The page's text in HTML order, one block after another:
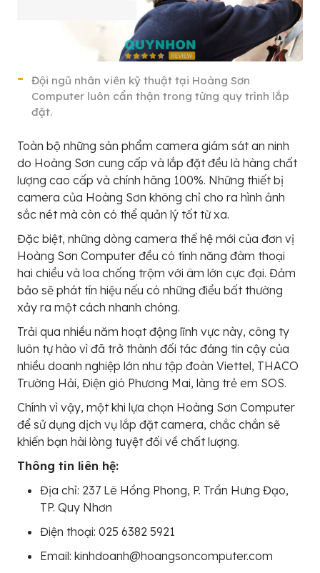
Đội ngũ nhân viên kỹ thuật tại Hoàng Sơn
Computer luôn cẩn thận trong từng quy trình lắp
đặt.
Toàn bộ những sản phẩm camera giám sát an ninh
do Hoàng Sơn cung cấp và lắp đặt đều là hàng chất
lượng cao cấp và chính hãng 100%. Những thiết bị
camera của Hoàng Sơn không chỉ cho ra hình ảnh
sắc nét mà còn có thể quản lý tốt từ xa.
Đặc biệt, những dòng camera thế hệ mới của đơn vị
Hoàng Sơn Computer đều có tính năng đàm thoại
hai chiều và loa chống trộm với âm lớn cực đại. Đảm
bảo sẽ phát tín hiệu nếu có những điều bất thường
xảy ra một cách nhanh chóng.
Trải qua nhiều năm hoạt động lĩnh vực này, công ty
luôn tự hào vì đã trở thành đối tác đáng tin cậy của
nhiều doanh nghiệp lớn như tập đoàn Viettel, THACO
Trường Hải, Điện gió Phương Mai, làng trẻ em SOS.
Chính vì vậy, một khi lựa chọn Hoàng Sơn Computer
để sử dụng dịch vụ lắp đặt camera, chắc chắn sẽ
khiến bạn hài lòng tuyệt đối về chất lượng.
Thông tin liên hệ:
Địa chỉ: 237 Lê Hồng Phong, P. Trần Hưng Đạo,
TP. Quy Nhơn
Điện thoại: 025 6382 5921
Email: kinhdoanh@hoangsoncomputer.com